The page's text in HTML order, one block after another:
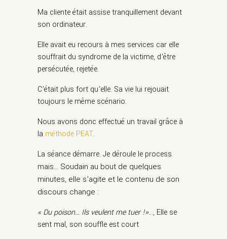
Ma cliente était assise tranquillement devant
son ordinateur.
Elle avait eu recours à mes services car elle
souffrait du syndrome de la victime, d’être
persécutée, rejetée.
C’était plus fort qu’elle. Sa vie lui rejouait
toujours le même scénario.
Nous avons donc effectué un travail grâce à
la méthode PEAT.
La séance démarre. Je déroule le process
mais… Soudain au bout de quelques
minutes, elle s’agite et le contenu de son
discours change :
« Du poison… Ils veulent me tuer !»…, Elle se
sent mal, son souffle est court